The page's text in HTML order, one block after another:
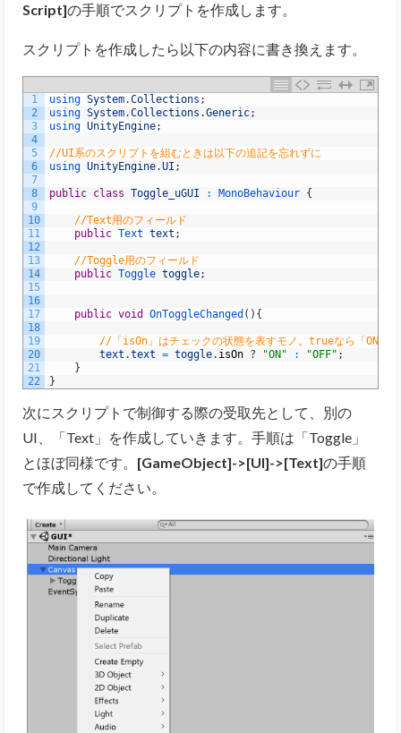
Script]の手順でスクリプトを作成します。
スクリプトを作成したら以下の内容に書き換えます。
1
2
3
4
5
6
7
8
9
10
11
12
13
14
15
16
17
18
19
20
21
22
using System.Collections ;
using System.Collections .Generic;
using UnityEngine;
//UI系のスクリプトを組むときは以下の追記を忘れずに
using UnityEngine.UI ;
public class Toggle_uGUI : MonoBehaviour {
//Text用のフィールド
public Text text ;
//Toggle用のフィールド
public Toggle toggle;
public void OnToggleChanged ( ) {
//「isOn」はチェックの状態を表すモノ。trueなら「ON」
text .text = toggle. isOn ? "ON" : "OFF" ;
}
}
次にスクリプトで制御する際の受取先として、別の
UI、「Text」を作成していきます。手順は「Toggle」
とほぼ同様です。 [GameObject]->[UI]->[Text]の手順
で作成してください。